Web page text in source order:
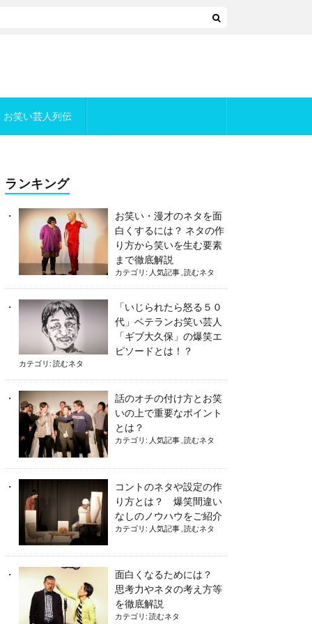
お笑い芸人列伝
ランキング
お笑い・漫才のネタを面
白くするには？ ネタの作
り方から笑いを生む要素
まで徹底解説
カテゴリ: 人気記事 読むネタ
「いじられたら怒る５０
代」ベテランお笑い芸人
「ギブ大久保」の爆笑エ
ピソードとは！？
カテゴリ: 読むネタ
話のオチの付け方とお笑
いの上で重要なポイント
とは？
カテゴリ: 人気記事 読むネタ
コントのネタや設定の作
り方とは？ 爆笑間違い
なしのノウハウをご紹介
カテゴリ: 人気記事 読むネタ
面白くなるためには？
思考力やネタの考え方等
を徹底解説
カテゴリ: 読むネタ